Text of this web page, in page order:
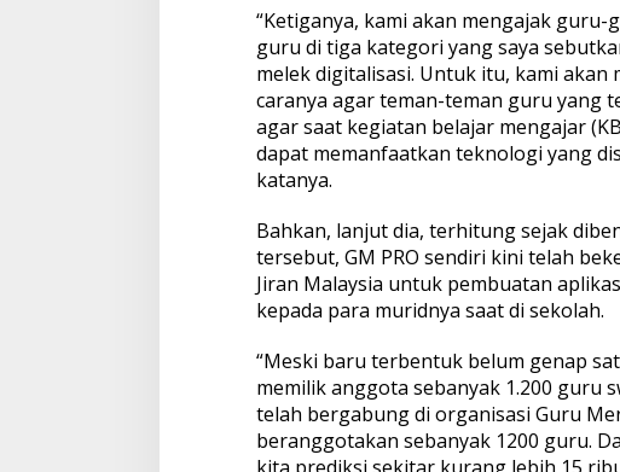
“Ketiganya, kami akan mengajak
guru di tiga kategori yang saya
melek digitalisasi. Untuk itu, kami
caranya agar teman-teman guru yang
agar saat kegiatan belajar mengajar
dapat memanfaatkan teknologi yang
katanya.
Bahkan, lanjut dia, terhitung sejak
tersebut, GM PRO sendiri kini telah
Jiran Malaysia untuk pembuatan
kepada para muridnya saat di sekolah.
“Meski baru terbentuk belum genap
memilik anggota sebanyak 1.200 guru
telah bergabung di organisasi Guru
beranggotakan sebanyak 1200 guru.